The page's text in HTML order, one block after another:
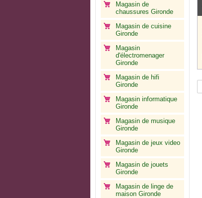
Magasin de
chaussures Gironde
Magasin de cuisine
Gironde
Magasin
d'électromenager
Gironde
Magasin de hifi
Gironde
Magasin informatique
Gironde
Magasin de musique
Gironde
Magasin de jeux video
Gironde
Magasin de jouets
Gironde
Magasin de linge de
maison Gironde